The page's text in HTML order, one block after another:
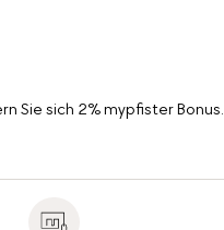
Sie sich 2% mypfister Bonus.